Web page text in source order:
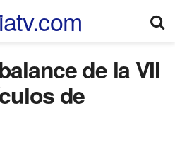
de la VII
de